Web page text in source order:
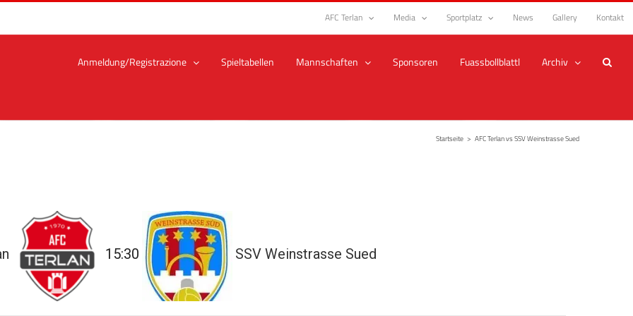
AFC Terlan Media Sportplatz News Gallery Kontakt
Anmeldung/Registrazione Spieltabellen Mannschaften Sponsoren Fuassbollblattl Archiv
Startseite > AFC Terlan vs SSV Weinstrasse Sued
15:30 SSV Weinstrasse Sued